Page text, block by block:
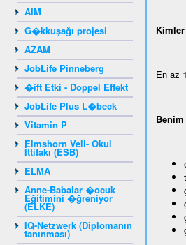
AIM
G�kkuşağı projesi
AZAM
JobLife Pinneberg
�ift Etki - Doppel Effekt
JobLife Plus L�beck
Vitamin P
Elmshorn Veli- Okul
İttifakı (ESB)
ELMA
Anne-Babalar �ocuk
Eğitimini �ğreniyor
(ELKE)
IQ-Netzwerk (Diplomanın
tanınması)
En az